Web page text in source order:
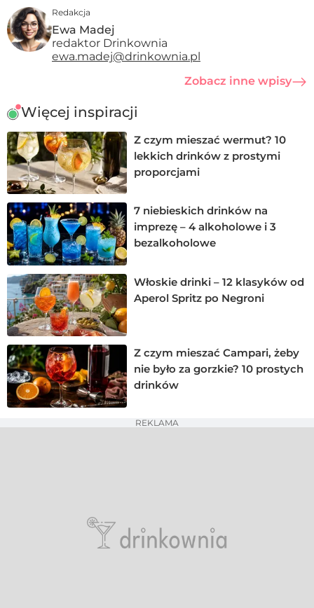
Redakcja
Ewa Madej
redaktor Drinkownia
ewa.madej@drinkownia.pl
Zobacz inne wpisy
Więcej inspiracji
Z czym mieszać wermut? 10
lekkich drinków z prostymi
proporcjami
7 niebieskich drinków na
imprezę – 4 alkoholowe i 3
bezalkoholowe
Włoskie drinki – 12 klasyków od
Aperol Spritz po Negroni
Z czym mieszać Campari, żeby
nie było za gorzkie? 10 prostych
drinków
REKLAMA